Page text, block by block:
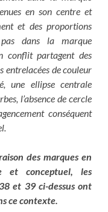
en son centre et
et des proportions
dans la marque
conflit partagent des
entrelacées de couleur
une ellipse centrale
l’absence de cercle
conséquent
des marques en
et conceptuel, les
et 39 ci-dessus ont
ce contexte.